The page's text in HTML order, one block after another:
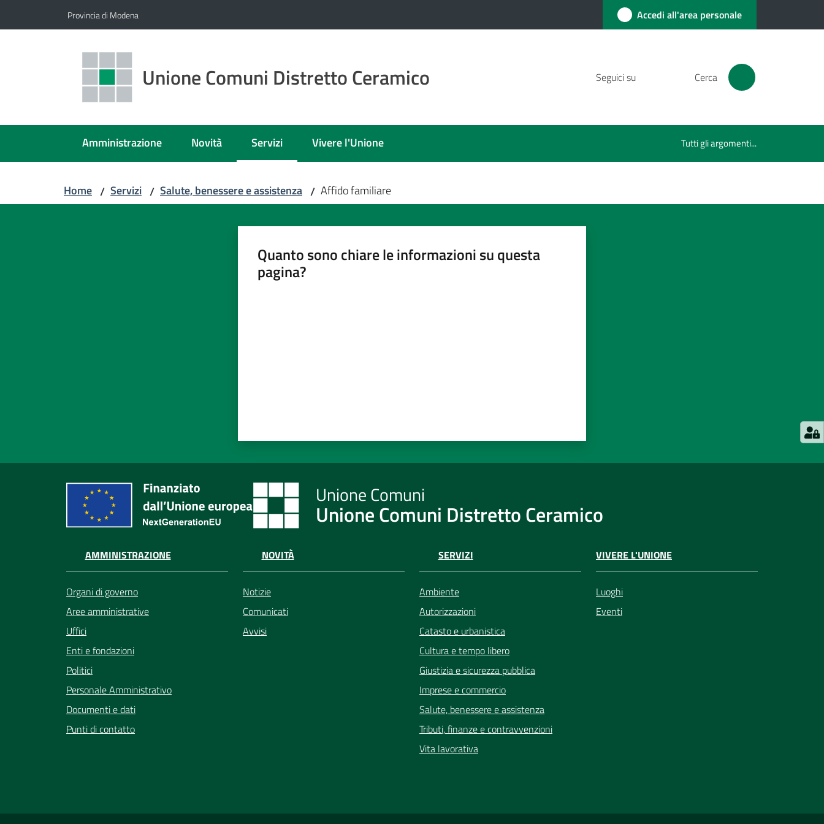
Provincia di Modena Accedi all'area personale
Unione Comuni Distretto Ceramico Seguici su Cerca
Amministrazione Novità Servizi
Menu selezionatoVivere l'Unione Tutti gli argomenti...
Home / Servizi / Salute, benessere e assistenza / Affido familiare
Quanto sono chiare le informazioni su questa
pagina?
Unione Comuni Distretto Ceramico
AMMINISTRAZIONE
Organi di governo
Aree amministrative
Uffici
Enti e fondazioni
Politici
Personale Amministrativo
Documenti e dati
Punti di contatto
NOVITÀ
Notizie
Comunicati
Avvisi
SERVIZI
Ambiente
Autorizzazioni
Catasto e urbanistica
Cultura e tempo libero
Giustizia e sicurezza pubblica
Imprese e commercio
Salute, benessere e assistenza
Tributi, finanze e contravvenzioni
Vita lavorativa
VIVERE L'UNIONE
Luoghi
Eventi